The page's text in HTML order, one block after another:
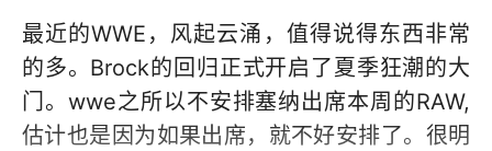
最近的WWE，风起云涌，值得说得东西非常
的多。Brock的回归正式开启了夏季狂潮的大
门。wwe之所以不安排塞纳出席本周的RAW,
估计也是因为如果出席，就不好安排了。很明